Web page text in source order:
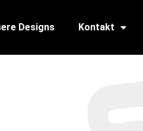
Designs Kontakt